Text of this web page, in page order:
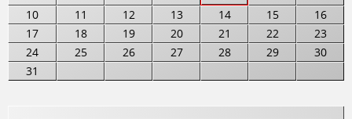
10
11 12 13 14 15
16
17
18 19 20 21 22
23
24
25 26 27 28 29
30
31